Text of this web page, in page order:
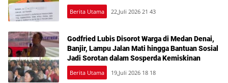
Berita Utama 22,Juli 2026 21 43
Godfried Lubis Disorot Warga di Medan Denai,
Banjir, Lampu Jalan Mati hingga Bantuan Sosial
Jadi Sorotan dalam Sosperda Kemiskinan
Berita Utama 19,Juli 2026 18 18